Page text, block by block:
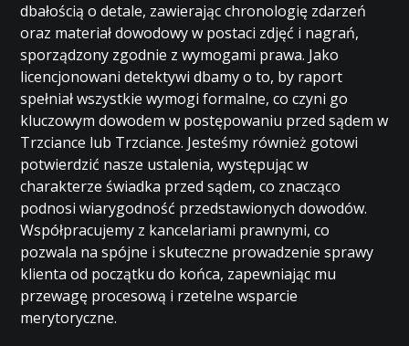
dbałością o detale, zawierając chronologię zdarzeń
oraz materiał dowodowy w postaci zdjęć i nagrań,
sporządzony zgodnie z wymogami prawa. Jako
licencjonowani detektywi dbamy o to, by raport
spełniał wszystkie wymogi formalne, co czyni go
kluczowym dowodem w postępowaniu przed sądem w
Trzciance lub Trzciance. Jesteśmy również gotowi
potwierdzić nasze ustalenia, występując w
charakterze świadka przed sądem, co znacząco
podnosi wiarygodność przedstawionych dowodów.
Współpracujemy z kancelariami prawnymi, co
pozwala na spójne i skuteczne prowadzenie sprawy
klienta od początku do końca, zapewniając mu
przewagę procesową i rzetelne wsparcie
merytoryczne.